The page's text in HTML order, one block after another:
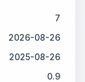
7
2026-08-26
2025-08-26
0.9